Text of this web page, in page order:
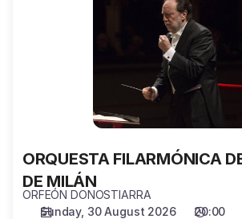
ORQUESTA FILARMÓNICA
DE MILÁN
ORFEÓN DONOSTIARRA
Sunday, 30 August 2026
20:00